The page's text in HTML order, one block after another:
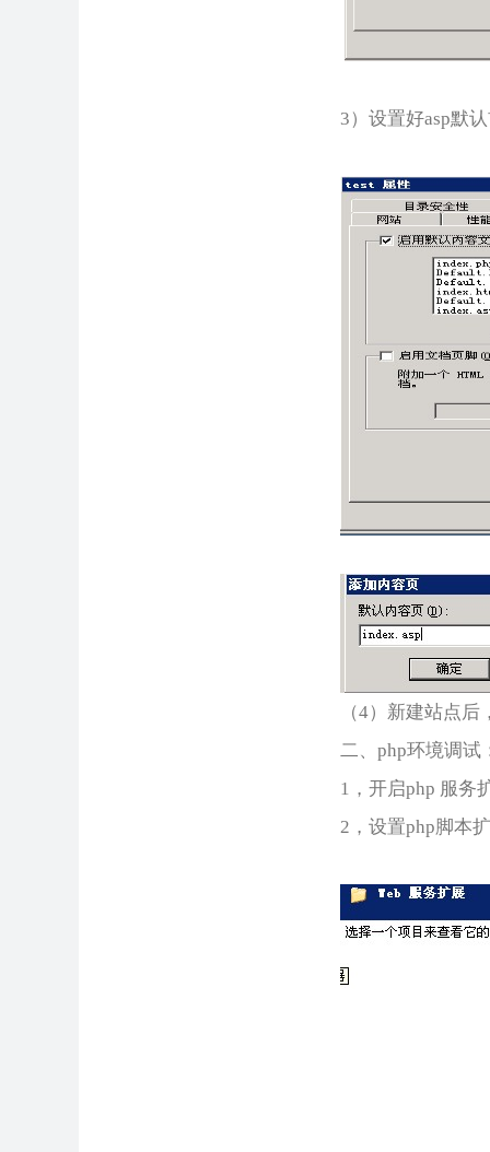
3）设置好asp默
（4）新建站点
二、php环境调试
1，开启php 服务
2，设置php脚本